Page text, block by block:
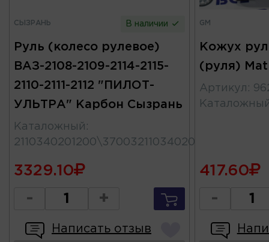
СЫЗРАНЬ В наличии
Руль (колесо рулевое)
ВАЗ-2108-2109-2114-2115-
2110-2111-2112 "ПИЛОТ-
УЛЬТРА" Карбон Сызрань
Каталожный :
2110340201200\370032110340201
3329.10
- +
Написать отзыв
GM
Кожух
(руля)
Артикул :
417.60
-